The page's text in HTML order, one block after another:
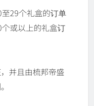
29个礼盒的订单
或以上的礼盒订
并且由梳邦帝盛